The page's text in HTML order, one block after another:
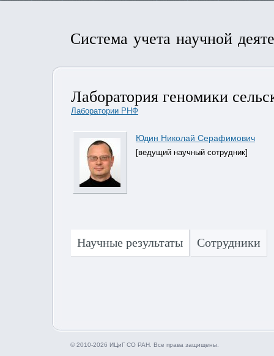
Система учета научной
Лаборатория геномики
Лаборатории РНФ
Юдин Николай Серафимович
[ведущий научный сотрудник]
Научные результаты Сотрудники
© 2010-2026 ИЦиГ СО РАН. Все права защищены.